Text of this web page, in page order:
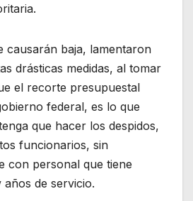
causarán baja, lamentaron
drásticas medidas, al tomar
el recorte presupuestal
federal, es lo que
que hacer los despidos,
funcionarios, sin
con personal que tiene
años de servicio.